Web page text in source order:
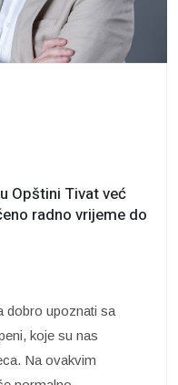
Opštini Tivat već
radno vrijeme do
dobro upoznati sa
koje su nas
Na ovakvim